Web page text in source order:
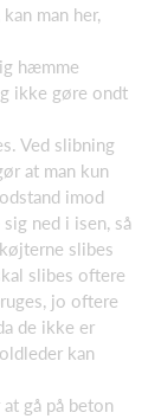
man her,
hæmme
ikke gøre ondt
Ved slibning
at man kun
imod
ned i isen, så
slibes
slibes oftere
jo oftere
de ikke er
kan
gå på beton